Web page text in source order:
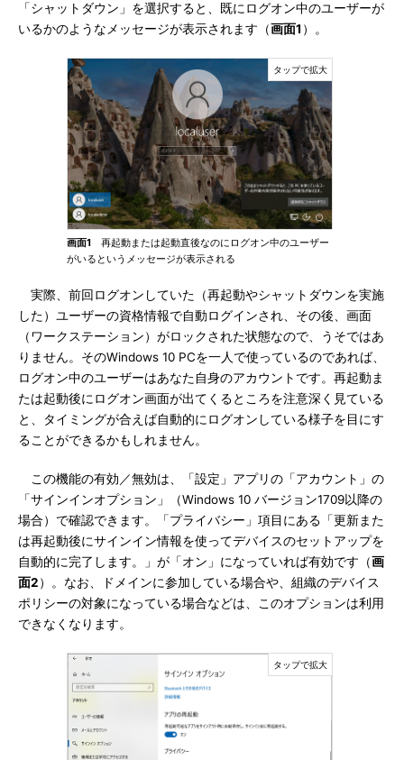
「シャットダウン」を選択すると、既にログオン中のユーザーが
いるかのようなメッセージが表示されます（画面1 ）。
画面1 再起動または起動直後なのにログオン中のユーザー
がいるというメッセージが表示される
実際、前回ログオンしていた（再起動やシャットダウンを実施
した）ユーザーの資格情報で自動ログインされ、その後、画面
（ワークステーション）がロックされた状態なので、うそではあ
りません。そのWindows 10 PCを一人で使っているのであれば、
ログオン中のユーザーはあなた自身のアカウントです。再起動ま
たは起動後にログオン画面が出てくるところを注意深く見ている
と、タイミングが合えば自動的にログオンしている様子を目にす
ることができるかもしれません。
この機能の有効／無効は、「設定」アプリの「アカウント」の
「サインインオプション」（Windows 10 バージョン1709以降の
場合）で確認できます。「プライバシー」項目にある「更新また
は再起動後にサインイン情報を使ってデバイスのセットアップを
自動的に完了します。」が「オン」になっていれば有効です（画
面2）。なお、ドメインに参加している場合や、組織のデバイス
ポリシーの対象になっている場合などは、このオプションは利用
できなくなります。